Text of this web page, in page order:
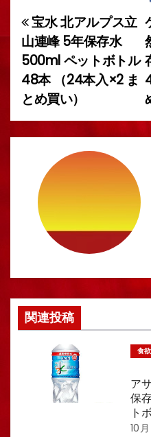
投
稿
ナ
ビ
ゲ
シ
ョ
宝水 北アルプス立
山連峰 5年保存水
500ml ペットボトル
48本 （24本入×2 ま
とめ買い）
関連投稿
食
ア
保
ト
10